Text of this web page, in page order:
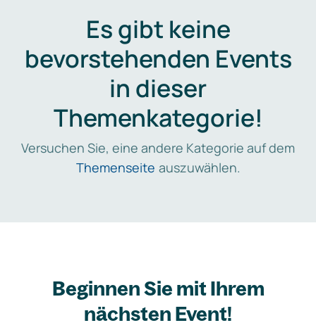
Es gibt keine
bevorstehenden Events
in dieser
Themenkategorie!
Versuchen Sie, eine andere Kategorie auf dem
Themenseite auszuwählen.
Beginnen Sie mit Ihrem
nächsten Event!